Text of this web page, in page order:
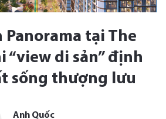
Panorama tại The
“view di sản” định
sống thượng lưu
Anh Quốc